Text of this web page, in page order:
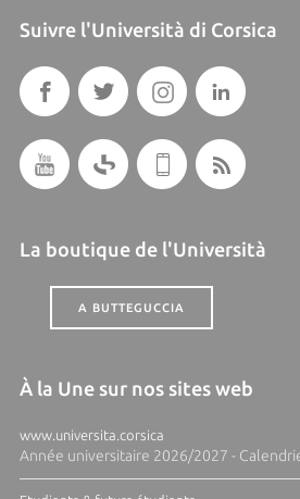
Suivre l'Università di Corsica
La boutique de l'Università
A BUTTEGUCCIA
À la Une sur nos sites web
www.universita.corsica
Année universitaire 2026/2027 -